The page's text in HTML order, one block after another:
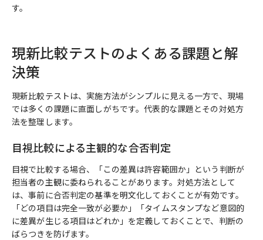
す。
現新比較テストのよくある課題と解
決策
現新比較テストは、実施方法がシンプルに見える一方で、現場
では多くの課題に直面しがちです。代表的な課題とその対処方
法を整理します。
目視比較による主観的な合否判定
目視で比較する場合、「この差異は許容範囲か」という判断が
担当者の主観に委ねられることがあります。対処方法として
は、事前に合否判定の基準を明文化しておくことが有効です。
「どの項目は完全一致が必要か」「タイムスタンプなど意図的
に差異が生じる項目はどれか」を定義しておくことで、判断の
ばらつきを防げます。